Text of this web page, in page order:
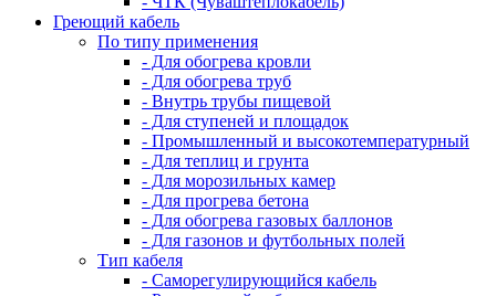
Греющий кабель
По типу применения
- Для обогрева кровли
- Для обогрева труб
- Внутрь трубы пищевой
- Для ступеней и площадок
- Промышленный и высокотемпературный
- Для теплиц и грунта
- Для морозильных камер
- Для прогрева бетона
- Для обогрева газовых баллонов
- Для газонов и футбольных полей
Тип кабеля
- Саморегулирующийся кабель